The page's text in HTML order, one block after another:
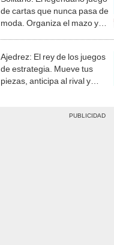
de cartas que nunca pasa de
moda. Organiza el mazo y
Ajedrez: El rey de los juegos
de estrategia. Mueve tus
piezas, anticipa al rival y